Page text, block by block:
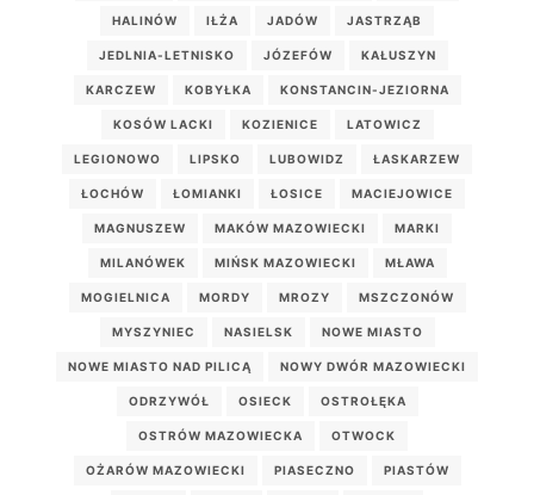
HALINÓW IŁŻA JADÓW JASTRZĄB
JEDLNIA-LETNISKO JÓZEFÓW KAŁUSZYN
KARCZEW KOBYŁKA KONSTANCIN-JEZIORNA
KOSÓW LACKI KOZIENICE LATOWICZ
LEGIONOWO LIPSKO LUBOWIDZ ŁASKARZEW
ŁOCHÓW ŁOMIANKI ŁOSICE MACIEJOWICE
MAGNUSZEW MAKÓW MAZOWIECKI MARKI
MILANÓWEK MIŃSK MAZOWIECKI MŁAWA
MOGIELNICA MORDY MROZY MSZCZONÓW
MYSZYNIEC NASIELSK NOWE MIASTO
NOWE MIASTO NAD PILICĄ NOWY DWÓR MAZOWIECKI
ODRZYWÓŁ OSIECK OSTROŁĘKA
OSTRÓW MAZOWIECKA OTWOCK
OŻARÓW MAZOWIECKI PIASECZNO PIASTÓW